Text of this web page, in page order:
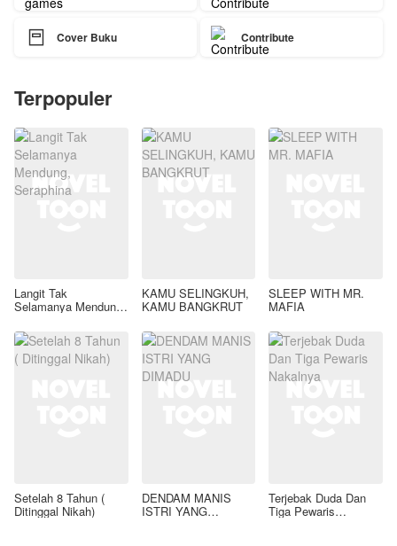
 Cover Buku Contribute
Terpopuler
Langit Tak
Selamanya Mendung,
KAMU SELINGKUH,
KAMU BANGKRUT
SLEEP WITH MR.
MAFIA
Setelah 8 Tahun (
Ditinggal Nikah)
DENDAM MANIS
ISTRI YANG
Terjebak Duda Dan
Tiga Pewaris